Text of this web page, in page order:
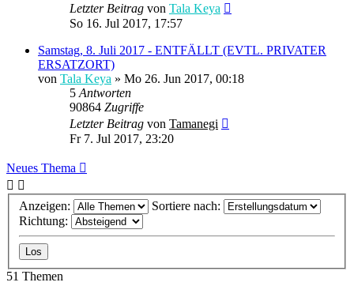
Letzter Beitrag von Tala Keya
So 16. Jul 2017, 17:57
Samstag, 8. Juli 2017 - ENTFÄLLT (EVTL. PRIVATER
ERSATZORT)
von Tala Keya » Mo 26. Jun 2017, 00:18
5 Antworten
90864 Zugriffe
Letzter Beitrag von Tamanegi
Fr 7. Jul 2017, 23:20
Neues Thema
Anzeigen:
Sortiere nach:
Richtung:
51 Themen